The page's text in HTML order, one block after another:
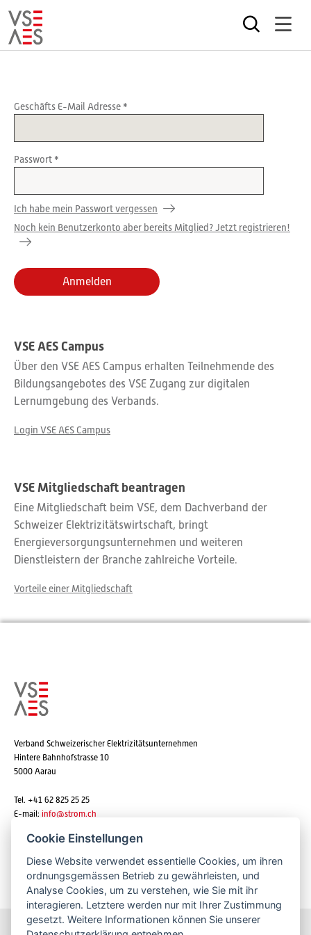
Geschäfts E-Mail Adresse
Passwort
Ich habe mein Passwort vergessen
Noch kein Benutzerkonto aber bereits Mitglied? Jetzt registrieren!
VSE AES Campus
Über den VSE AES Campus erhalten Teilnehmende des
Bildungsangebotes des VSE Zugang zur digitalen
Lernumgebung des Verbands.
Login VSE AES Campus
VSE Mitgliedschaft beantragen
Eine Mitgliedschaft beim VSE, dem Dachverband der
Schweizer Elektrizitätswirtschaft, bringt
Energieversorgungsunternehmen und weiteren
Dienstleistern der Branche zahlreiche Vorteile.
Vorteile einer Mitgliedschaft
Verband Schweizerischer Elektrizitätsunternehmen
Hintere Bahnhofstrasse 10
5000 Aarau
Tel. +41 62 825 25 25
E-mail: info@strom.ch
Newsletter abonnieren
Cookie Einstellungen
Diese Website verwendet essentielle Cookies, um ihren
ordnungsgemässen Betrieb zu gewährleisten, und
Analyse Cookies, um zu verstehen, wie Sie mit ihr
interagieren. Letztere werden nur mit Ihrer Zustimmung
gesetzt. Weitere Informationen können Sie unserer